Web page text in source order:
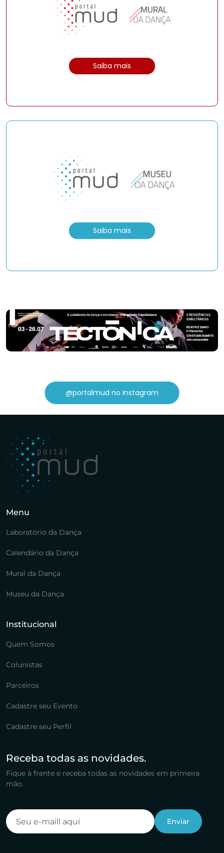
Saiba mais
Saiba mais
@portalmud no Instagram
Menu
Laboratório da Dança
Calendário da Dança
Mural da Dança
Museu da Dança
Institucional
Quem Somos
Colunistas
Parceiros
Cadastre seu Evento
Cadastre seu Perfil
Receba todas as novidades.
Fique à frente e receba todas as novidades em primeira
mão.